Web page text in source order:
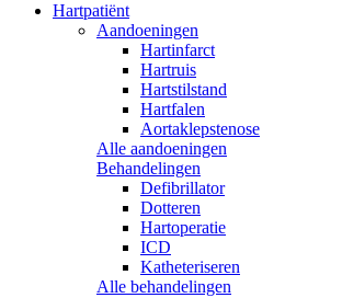
Hartpatiënt
Aandoeningen
Hartinfarct
Hartruis
Hartstilstand
Hartfalen
Aortaklepstenose
Alle aandoeningen
Behandelingen
Defibrillator
Dotteren
Hartoperatie
ICD
Katheteriseren
Alle behandelingen